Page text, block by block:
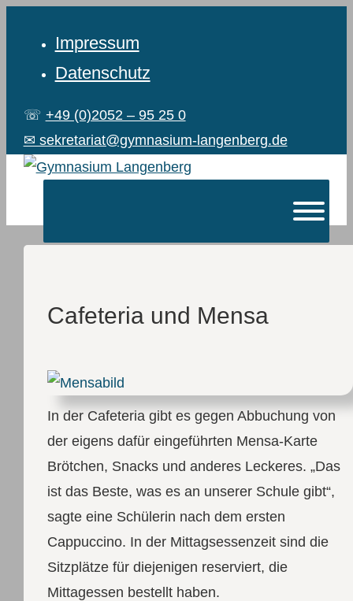
Impressum
Datenschutz
☏ +49 (0)2052 – 95 25 0
✉ sekretariat@gymnasium-langenberg.de
Cafeteria und Mensa
In der Cafeteria gibt es gegen Abbuchung von
der eigens dafür eingeführten Mensa-Karte
Brötchen, Snacks und anderes Leckeres. „Das
ist das Beste, was es an unserer Schule gibt“,
sagte eine Schülerin nach dem ersten
Cappuccino. In der Mittagsessenzeit sind die
Sitzplätze für diejenigen reserviert, die
Mittagessen bestellt haben.